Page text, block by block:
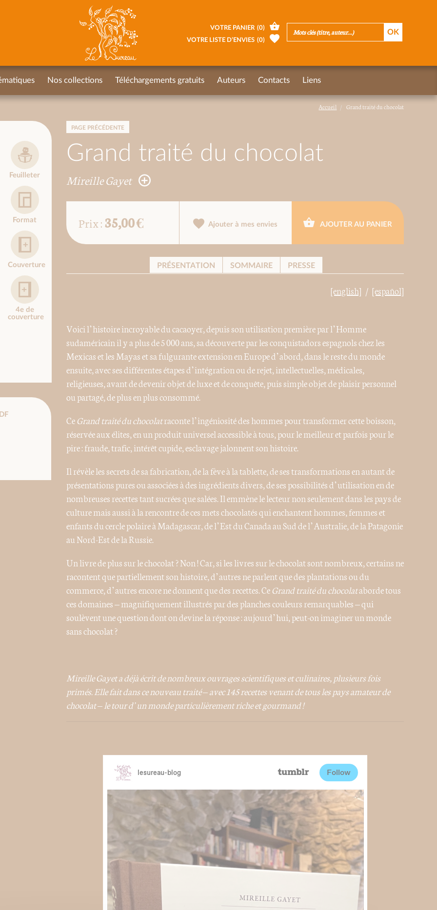
Accueil Grand traité du chocolat
PAGE PRÉCÉDENTE
Grand traité du chocolat
Mireille Gayet
Feuilleter
Format
Couverture
4e de
couverture
Prix :35,00 € Ajouter à mes envies AJOUTER AU PANIER
PRÉSENTATION SOMMAIRE PRESSE
[english] [español]
Voici l’histoire incroyable du cacaoyer, depuis son utilisation première par l’Homme
sudaméricain il y a plus de 5 000 ans, sa découverte par les conquistadors espagnols chez les
Mexicas et les Mayas et sa fulgurante extension en Europe d’abord, dans le reste du monde
ensuite, avec ses différentes étapes d’intégration ou de rejet, intellectuelles, médicales,
religieuses, avant de devenir objet de luxe et de conquête, puis simple objet de plaisir personnel
ou partagé, de plus en plus consommé.
CeGrand traité du chocolatraconte l’ingéniosité des hommes pour transformer cette boisson,
réservée aux élites, en un produit universel accessible à tous, pour le meilleur et parfois pour le
pire : fraude, trafic, intérêt cupide, esclavage jalonnent son histoire.
Il révèle les secrets de sa fabrication, de la fève à la tablette, de ses transformations en autant de
présentations pures ou associées à des ingrédients divers, de ses possibilités d’utilisation en de
nombreuses recettes tant sucrées que salées. Il emmène le lecteur non seulement dans les pays de
culture mais aussi à la rencontre de ces mets chocolatés qui enchantent hommes, femmes et
enfants du cercle polaire à Madagascar, de l’Est du Canada au Sud de l’Australie, de la Patagonie
au Nord-Est de la Russie.
Un livre de plus sur le chocolat ? Non ! Car, si les livres sur le chocolat sont nombreux, certains ne
racontent que partiellement son histoire, d’autres ne parlent que des plantations ou du
commerce, d’autres encore ne donnent que des recettes. CeGrand traité du chocolataborde tous
ces domaines – magnifiquement illustrés par des planches couleurs remarquables – qui
soulèvent une question dont on devine la réponse : aujourd’hui, peut-on imaginer un monde
sans chocolat ?
Mireille Gayet a déjà écrit de nombreux ouvrages scientifiques et culinaires, plusieurs fois
primés. Elle fait dans ce nouveau traité – avec 145 recettes venant de tous les pays amateur de
chocolat – le tour d’un monde particulièrement riche et gourmand !
VOTRE PANIER (0)
VOTRE LISTE D’ENVIES (0)
Nos collections Téléchargements gratuits Auteurs Contacts Liens